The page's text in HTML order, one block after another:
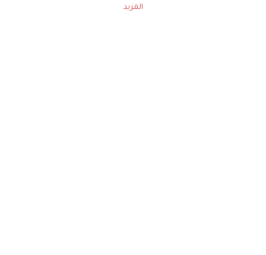
المزيد